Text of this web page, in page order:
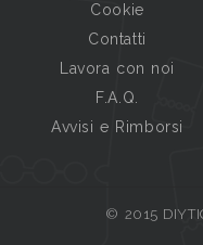
Cookie
Contatti
Lavora con noi
F.A.Q.
Avvisi e Rimborsi
© 2015